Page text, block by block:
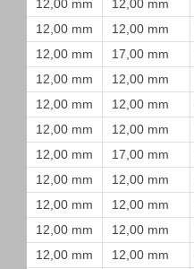
12,00 mm
12,00 mm
12,00 mm
12,00 mm
12,00 mm
17,00 mm
12,00 mm
12,00 mm
12,00 mm
12,00 mm
12,00 mm
12,00 mm
12,00 mm
17,00 mm
12,00 mm
12,00 mm
12,00 mm
12,00 mm
12,00 mm
12,00 mm
12,00 mm
12,00 mm